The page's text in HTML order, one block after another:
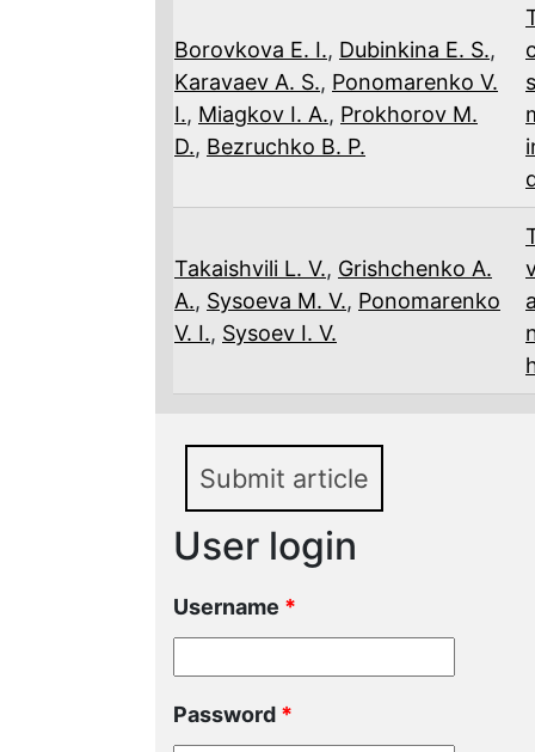
Borovkova E. I., Dubinkina E. S.,
Karavaev A. S., Ponomarenko V.
I., Miagkov I. A., Prokhorov M.
D., Bezruchko B. P.
Takaishvili L. V., Grishchenko A.
A., Sysoeva M. V., Ponomarenko
V. I., Sysoev I. V.
Submit article
User login
Username *
Password *